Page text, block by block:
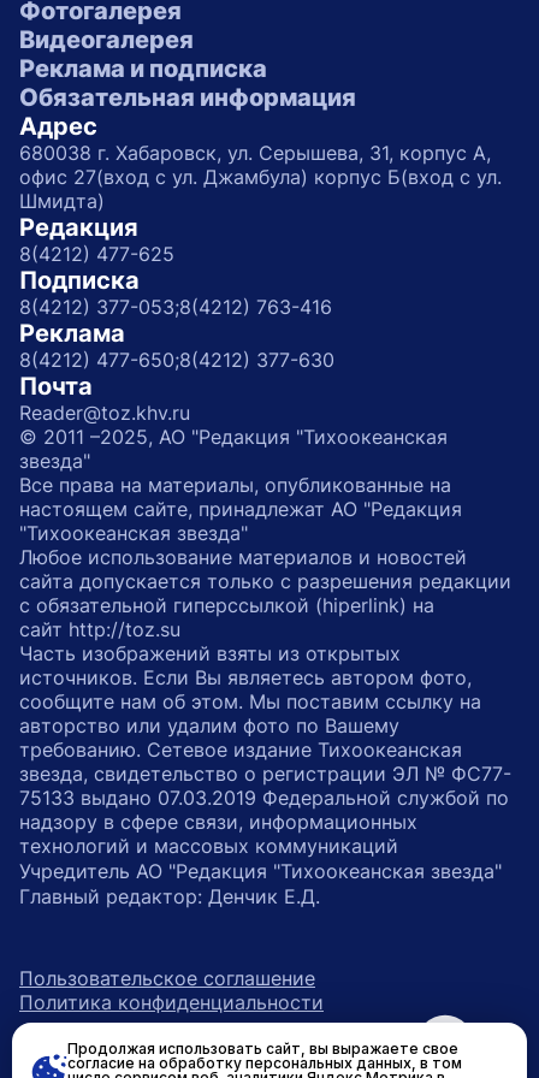
Фотогалерея
Видеогалерея
Реклама и подписка
Обязательная информация
Адрес
680038 г. Хабаровск, ул. Серышева, 31, корпус А,
офис 27(вход с ул. Джамбула) корпус Б(вход с ул.
Шмидта)
Редакция
8(4212) 477-625
Подписка
8(4212) 377-053;8(4212) 763-416
Реклама
8(4212) 477-650;8(4212) 377-630
Почта
Reader@toz.khv.ru
© 2011 –2025, АО "Редакция "Тихоокеанская
звезда"
Все права на материалы, опубликованные на
настоящем сайте, принадлежат АО "Редакция
"Тихоокеанская звезда"
Любое использование материалов и новостей
сайта допускается только с разрешения редакции
с обязательной гиперссылкой (hiperlink) на
сайт http://toz.su
Часть изображений взяты из открытых
источников. Если Вы являетесь автором фото,
сообщите нам об этом. Мы поставим ссылку на
авторство или удалим фото по Вашему
требованию. Сетевое издание Тихоокеанская
звезда, свидетельство о регистрации ЭЛ № ФС77-
75133 выдано 07.03.2019 Федеральной службой по
надзору в сфере связи, информационных
технологий и массовых коммуникаций
Учредитель АО "Редакция "Тихоокеанская звезда"
Главный редактор: Денчик Е.Д.
Пользовательское соглашение
Политика конфиденциальности
ссылка на главную
возрастное ограничение 16+
Продолжая использовать сайт, вы выражаете свое
согласие на обработку персональных данных, в том